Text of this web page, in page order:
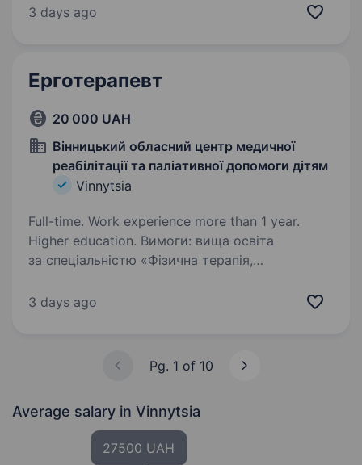
приєднатися до нашої дружньої команди
3 days ago
Ерготерапевт
20 000 UAH
Вінницький обласний центр медичної
реабілітації та паліативної допомоги дітям
Vinnytsia
Full-time. Work experience more than 1 year.
Higher education. Вимоги: вища освіта
за спеціальністю «Фізична терапія,
роботи: 5-ти денний робочий тиждень з 9−00
3 days ago
Pg. 1 of 10
Average salary in Vinnytsia
27500 UAH